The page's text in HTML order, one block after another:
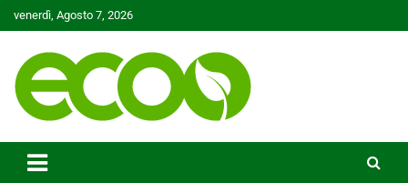
to
venerdì, Agosto 7, 2026
Ecoo.it